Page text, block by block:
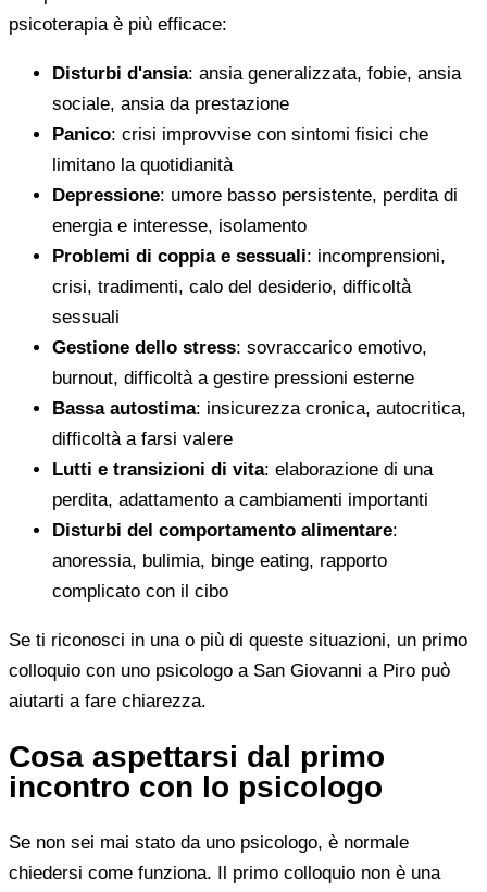
psicoterapia è più efficace:
Disturbi d'ansia: ansia generalizzata, fobie, ansia
sociale, ansia da prestazione
Panico: crisi improvvise con sintomi fisici che
limitano la quotidianità
Depressione: umore basso persistente, perdita di
energia e interesse, isolamento
Problemi di coppia e sessuali: incomprensioni,
crisi, tradimenti, calo del desiderio, difficoltà
sessuali
Gestione dello stress: sovraccarico emotivo,
burnout, difficoltà a gestire pressioni esterne
Bassa autostima: insicurezza cronica, autocritica,
difficoltà a farsi valere
Lutti e transizioni di vita: elaborazione di una
perdita, adattamento a cambiamenti importanti
Disturbi del comportamento alimentare:
anoressia, bulimia, binge eating, rapporto
complicato con il cibo
Se ti riconosci in una o più di queste situazioni, un primo
colloquio con uno psicologo a San Giovanni a Piro può
aiutarti a fare chiarezza.
Cosa aspettarsi dal primo
incontro con lo psicologo
Se non sei mai stato da uno psicologo, è normale
chiedersi come funziona. Il primo colloquio non è una